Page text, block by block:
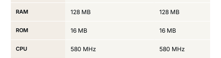
RAM 128 MB 128 MB
ROM 16 MB 16 MB
CPU 580 MHz 580 MHz